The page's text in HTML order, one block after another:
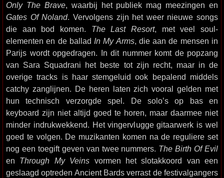
Only The Brave, waarbij het publiek mag meezingen en
Gates Of Noland. Vervolgens zijn het weer nieuwe songs
die aan bod komen. The Last Resort, met veel soul-
elementen en de ballad In My Arms, die aan de mensen in
Parijs wordt opgedragen. In dit nummer komt de popzang
van Sara Squadrani het beste tot zijn recht, maar in de
overige tracks is haar stemgeluid ook bepalend middels
catchy zanglijnen. De heren laten zich vooral gelden met
hun technisch verzorgde spel. De solo’s op bas en
keyboard zijn niet altijd goed te horen, maar daarmee niet
minder indrukwekkend. Het vingervlugge gitaarwerk is wel
goed te volgen. De muzikanten komen na de reguliere set
nog een toegift geven van twee nummers. The Birth Of Evil
en Through My Veins vormen het slotakkoord van een
geslaagd optreden Ancient Bards verrast de festivalgangers